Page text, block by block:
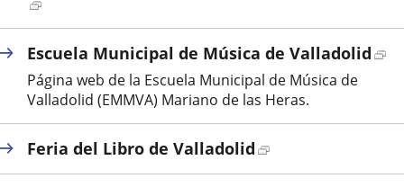
a
aplicación
externa.
Escuela Municipal de Música de Valladolid
Página web de la Escuela Municipal de Música de
Valladolid (EMMVA) Mariano de las Heras.
Feria del Libro de Valladolid
Enlace